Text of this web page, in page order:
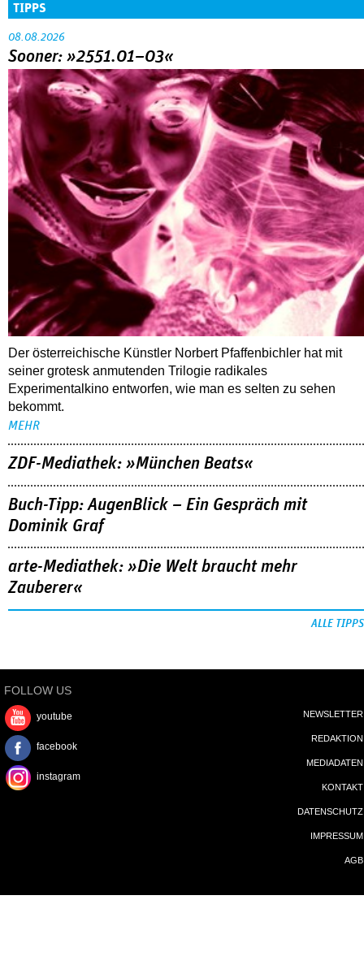
TIPPS
08.08.2026
Sooner: »2551.01–03«
Der österreichische Künstler Norbert Pfaffenbichler hat mit
seiner grotesk anmutenden Trilogie radikales
Experimentalkino entworfen, wie man es selten zu sehen
bekommt.
MEHR
ZDF-Mediathek: »München Beats«
Buch-Tipp: AugenBlick – Ein Gespräch mit
Dominik Graf
arte-Mediathek: »Die Welt braucht mehr
Zauberer«
ALLE TIPPS
FOLLOW US
youtube
facebook
instagram
NEWSLETTER
REDAKTION
MEDIADATEN
KONTAKT
DATENSCHUTZ
IMPRESSUM
AGB